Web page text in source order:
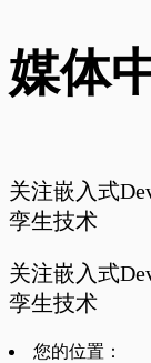
媒体
关注嵌入式
孪生技术
关注嵌入式
孪生技术
您的位置：